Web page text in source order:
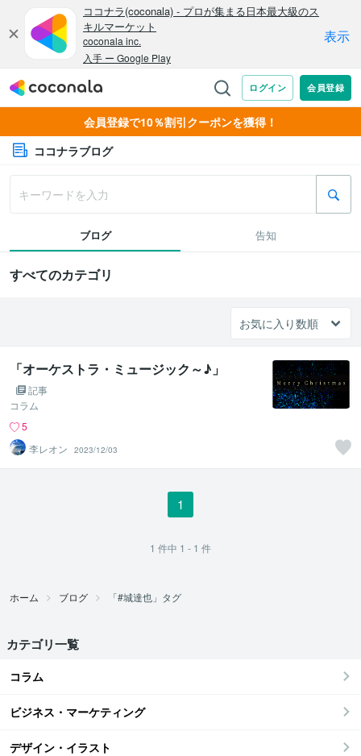
会員登録で10％割引クーポンを獲得！
ココナラブログ
ブログ 告知
すべてのカテゴリ
「オーケストラ・ミュージック～♪」
記事
コラム
5
李レオン
2023/12/03
1
1 件中 1 - 1 件
ホーム ブログ 「#城達也」タグ
カテゴリ一覧
コラム
ビジネス・マーケティング
デザイン・イラスト